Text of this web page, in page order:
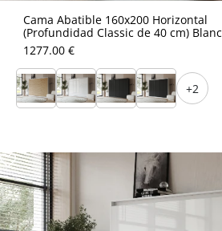
Cama Abatible 160x200 Horizontal
(Profundidad Classic de 40 cm)
1277.00 €
+2